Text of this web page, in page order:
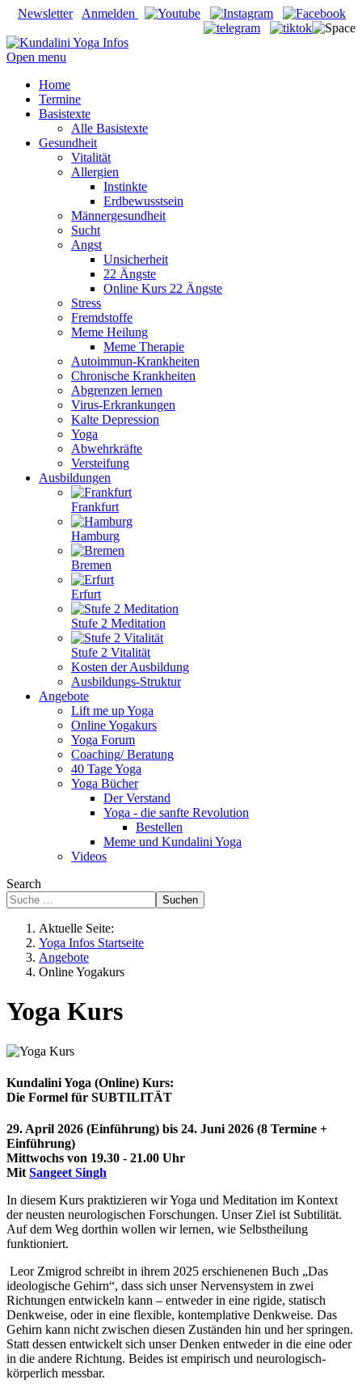
Newsletter Anmelden
Open menu
Home
Termine
Basistexte
Alle Basistexte
Gesundheit
Vitalität
Allergien
Instinkte
Erdbewusstsein
Männergesundheit
Sucht
Angst
Unsicherheit
22 Ängste
Online Kurs 22 Ängste
Stress
Fremdstoffe
Meme Heilung
Meme Therapie
Autoimmun-Krankheiten
Chronische Krankheiten
Abgrenzen lernen
Virus-Erkrankungen
Kalte Depression
Yoga
Abwehrkräfte
Versteifung
Ausbildungen
Frankfurt
Hamburg
Bremen
Erfurt
Stufe 2 Meditation
Stufe 2 Vitalität
Kosten der Ausbildung
Ausbildungs-Struktur
Angebote
Lift me up Yoga
Online Yogakurs
Yoga Forum
Coaching/ Beratung
40 Tage Yoga
Yoga Bücher
Der Verstand
Yoga - die sanfte Revolution
Bestellen
Meme und Kundalini Yoga
Videos
Search
Suchen
Aktuelle Seite:
Yoga Infos Startseite
Angebote
Online Yogakurs
Yoga Kurs
Kundalini Yoga (Online) Kurs:
Die Formel für SUBTILITÄT
29. April 2026 (Einführung) bis 24. Juni 2026 (8 Termine +
Einführung)
Mittwochs von 19.30 - 21.00 Uhr
MitSangeet Singh
In diesem Kurs praktizieren wir Yoga und Meditation im Kontext
der neusten neurologischen Forschungen. Unser Ziel ist Subtilität.
Auf dem Weg dorthin wollen wir lernen, wie Selbstheilung
funktioniert.
Leor Zmigrod schreibt in ihrem 2025 erschienenen Buch „Das
ideologische Gehirn“, dass sich unser Nervensystem in zwei
Richtungen entwickeln kann – entweder in eine rigide, statisch
Denkweise, oder in eine flexible, kontemplative Denkweise. Das
Gehirn kann nicht zwischen diesen Zuständen hin und her springen.
Statt dessen entwickelt sich unser Denken entweder in die eine oder
in die andere Richtung. Beides ist empirisch und neurologisch-
körperlich messbar.